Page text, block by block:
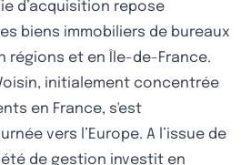
d’acquisition repose
biens immobiliers de bureaux
régions et en Île-de-France.
initialement concentrée
en France, s'est
vers l’Europe. A l’issue de
de gestion investit en